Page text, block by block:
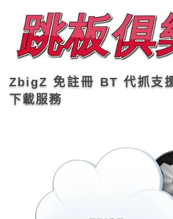
ZbigZ 免註冊 BT 代抓支
下載服務